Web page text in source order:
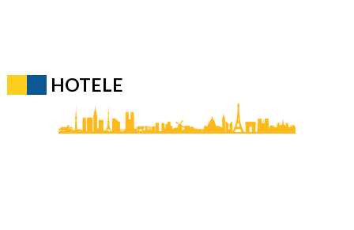
HOTELE